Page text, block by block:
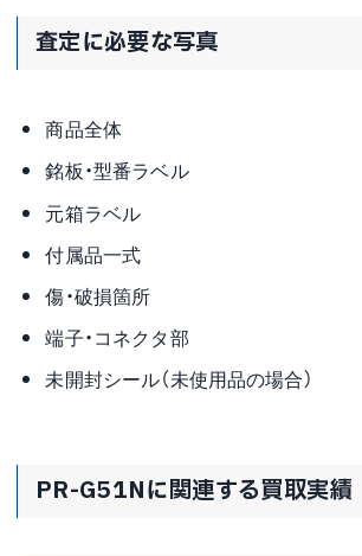
査定に必要な写真
商品全体
銘板・型番ラベル
元箱ラベル
付属品一式
傷・破損箇所
端子・コネクタ部
未開封シール（未使用品の場合）
PR-G51Nに関連する買取実績